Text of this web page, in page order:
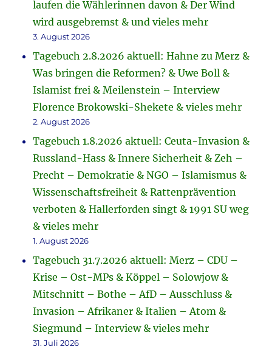
laufen die Wählerinnen davon & Der Wind
wird ausgebremst & und vieles mehr
3. August 2026
Tagebuch 2.8.2026 aktuell: Hahne zu Merz &
Was bringen die Reformen? & Uwe Boll &
Islamist frei & Meilenstein – Interview
Florence Brokowski-Shekete & vieles mehr
2. August 2026
Tagebuch 1.8.2026 aktuell: Ceuta-Invasion &
Russland-Hass & Innere Sicherheit & Zeh –
Precht – Demokratie & NGO – Islamismus &
Wissenschaftsfreiheit & Rattenprävention
verboten & Hallerforden singt & 1991 SU weg
& vieles mehr
1. August 2026
Tagebuch 31.7.2026 aktuell: Merz – CDU –
Krise – Ost-MPs & Köppel – Solowjow &
Mitschnitt – Bothe – AfD – Ausschluss &
Invasion – Afrikaner & Italien – Atom &
Siegmund – Interview & vieles mehr
31. Juli 2026